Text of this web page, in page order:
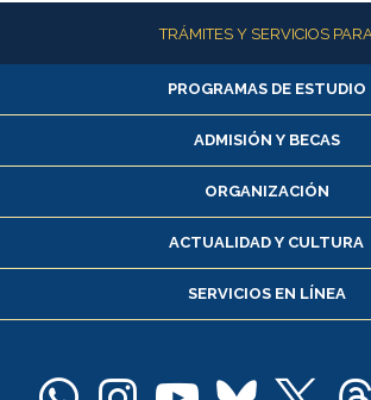
Más informaciónTRÁMITES Y SERVICIOS
Alumnas/os y exalumnas/os
Matrícula en línea
Inscripción y cambio de
Consulta y certificado de notas
Servicio médico y dental
Pago de arancel y crédito
PROGRAMAS DE ESTUDIO
ADMISIÓN Y BECAS
ORGANIZACIÓN
ACTUALIDAD Y CULTURA
SERVICIOS EN LÍNEA